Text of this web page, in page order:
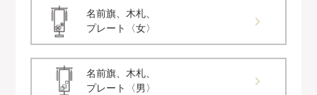
名前旗、木札、
プレート〈女〉
名前旗、木札、
プレート〈男〉